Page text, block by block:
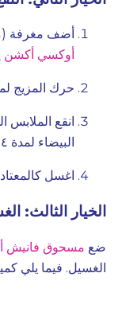
أضف مغرفة (ما
أوكسي أكشن
حرك المزيج لمدة ٣٠
انقع
البيضاء لمدة ٤ ساعات كحد أقصى.
اغسل
الخيار الثالث:
ضع مسحوق فانيش
الغسيل. فيما يلي